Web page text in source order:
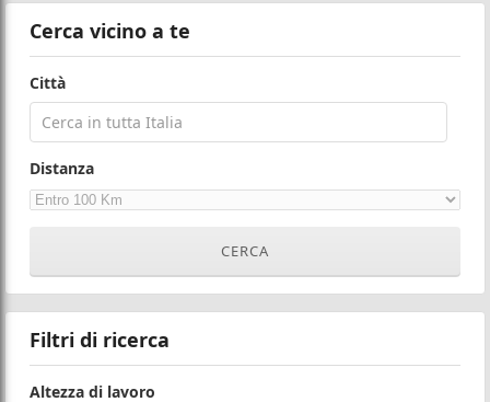
Cerca vicino a te
Città
Distanza
Filtri di ricerca
Altezza di lavoro